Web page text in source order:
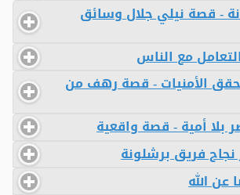
- قصة نيلي جلال وسائق
تتحقق الأمنيات - قصة رهف من